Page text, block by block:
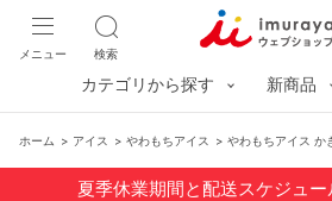
検索
メニュー
カテゴリから探す 新商品
ホーム > アイス > やわもちアイス > やわもちアイス か
夏季休業期間と配送スケジュ